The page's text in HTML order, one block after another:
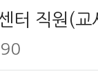
터 직원(